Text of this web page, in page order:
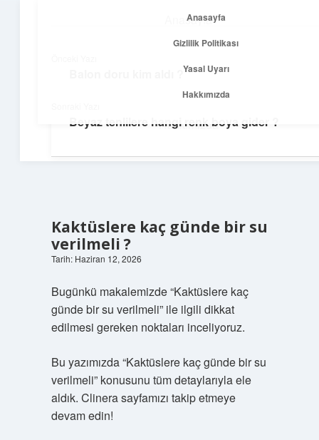
Anasayfa
Yasal Uyarı
Hakkımızda
Temiz Fikir Pınarı
Kaktüslere kaç günde bir su
verilmeli ?
Tarih: Haziran 12, 2026
Bugünkü makalemizde “Kaktüslere kaç
günde bir su verilmeli” ile ilgili dikkat
edilmesi gereken noktaları inceliyoruz.
Bu yazımızda “Kaktüslere kaç günde bir su
verilmeli” konusunu tüm detaylarıyla ele
aldık. Clinera sayfamızı takip etmeye
devam edin!
Beyaz tenlilere hangi renk boya gider ?
Anasayfa
Gizlilik Politikası
Yasal Uyarı
Hakkımızda